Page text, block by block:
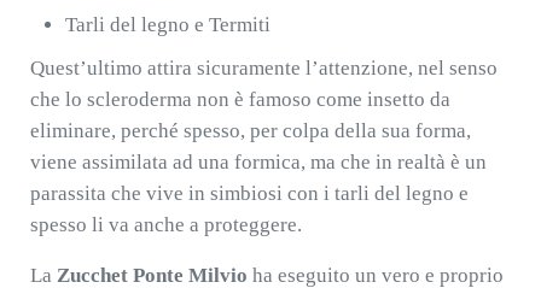
Tarli del legno e Termiti
Quest’ultimo attira sicuramente l’attenzione, nel senso
che lo scleroderma non è famoso come insetto da
eliminare, perché spesso, per colpa della sua forma,
viene assimilata ad una formica, ma che in realtà è un
parassita che vive in simbiosi con i tarli del legno e
spesso li va anche a proteggere.
La Zucchet Ponte Milvio ha eseguito un vero e proprio